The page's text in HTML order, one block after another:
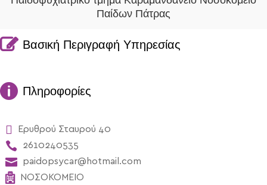
Παίδων Πάτρας
 Βασική Περιγραφή Υπηρεσίας
 Πληροφορίες
 Ερυθρού Σταυρού 40
 2610240535
 paidopsycar@hotmail.com
 ΝΟΣΟΚΟΜΕΙΟ